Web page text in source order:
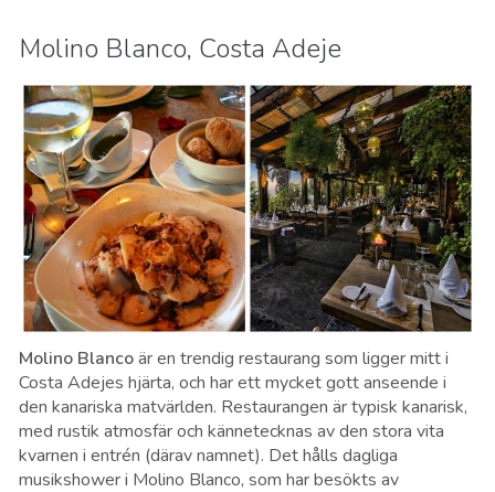
Molino Blanco, Costa Adeje
Molino Blancoär en trendig restaurang som ligger mitt i
Costa Adejes hjärta, och har ett mycket gott anseende i
den kanariska matvärlden. Restaurangen är typisk kanarisk,
med rustik atmosfär och kännetecknas av den stora vita
kvarnen i entrén (därav namnet). Det hålls dagliga
musikshower i Molino Blanco, som har besökts av